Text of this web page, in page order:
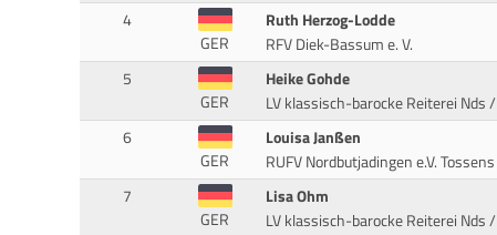
4
GER
Ruth Herzog-Lodde
RFV Diek-Bassum e. V.
5
GER
Heike Gohde
LV klassisch-barocke Reiterei Nds /
6
GER
Louisa Janßen
RUFV Nordbutjadingen e.V. Tossens
7
GER
Lisa Ohm
LV klassisch-barocke Reiterei Nds /